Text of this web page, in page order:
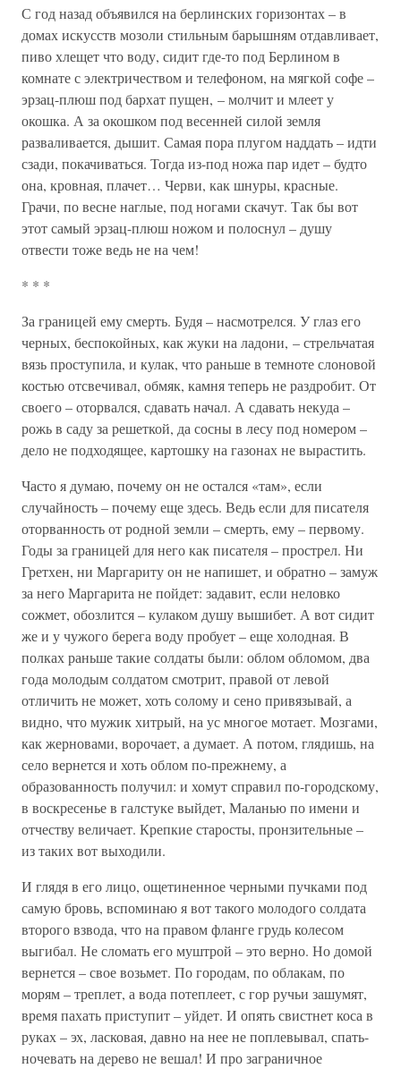
С год назад объявился на берлинских горизонтах – в
домах искусств мозоли стильным барышням отдавливает,
пиво хлещет что воду, сидит где-то под Берлином в
комнате с электричеством и телефоном, на мягкой софе –
эрзац-плюш под бархат пущен, – молчит и млеет у
окошка. А за окошком под весенней силой земля
разваливается, дышит. Самая пора плугом наддать – идти
сзади, покачиваться. Тогда из-под ножа пар идет – будто
она, кровная, плачет… Черви, как шнуры, красные.
Грачи, по весне наглые, под ногами скачут. Так бы вот
этот самый эрзац-плюш ножом и полоснул – душу
отвести тоже ведь не на чем!
* * *
За границей ему смерть. Будя – насмотрелся. У глаз его
черных, беспокойных, как жуки на ладони, – стрельчатая
вязь проступила, и кулак, что раньше в темноте слоновой
костью отсвечивал, обмяк, камня теперь не раздробит. От
своего – оторвался, сдавать начал. А сдавать некуда –
рожь в саду за решеткой, да сосны в лесу под номером –
дело не подходящее, картошку на газонах не вырастить.
Часто я думаю, почему он не остался «там», если
случайность – почему еще здесь. Ведь если для писателя
оторванность от родной земли – смерть, ему – первому.
Годы за границей для него как писателя – прострел. Ни
Гретхен, ни Маргариту он не напишет, и обратно – замуж
за него Маргарита не пойдет: задавит, если неловко
сожмет, обозлится – кулаком душу вышибет. А вот сидит
же и у чужого берега воду пробует – еще холодная. В
полках раньше такие солдаты были: облом обломом, два
года молодым солдатом смотрит, правой от левой
отличить не может, хоть солому и сено привязывай, а
видно, что мужик хитрый, на ус многое мотает. Мозгами,
как жерновами, ворочает, а думает. А потом, глядишь, на
село вернется и хоть облом по-прежнему, а
образованность получил: и хомут справил по-городскому,
в воскресенье в галстуке выйдет, Маланью по имени и
отчеству величает. Крепкие старосты, пронзительные –
из таких вот выходили.
И глядя в его лицо, ощетиненное черными пучками под
самую бровь, вспоминаю я вот такого молодого солдата
второго взвода, что на правом фланге грудь колесом
выгибал. Не сломать его муштрой – это верно. Но домой
вернется – свое возьмет. По городам, по облакам, по
морям – треплет, а вода потеплеет, с гор ручьи зашумят,
время пахать приступит – уйдет. И опять свистнет коса в
руках – эх, ласковая, давно на нее не поплевывал, спать-
ночевать на дерево не вешал! И про заграничное